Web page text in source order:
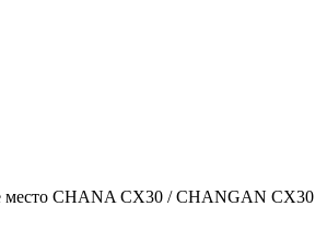
место CHANA CX30 / CHANGAN CX30